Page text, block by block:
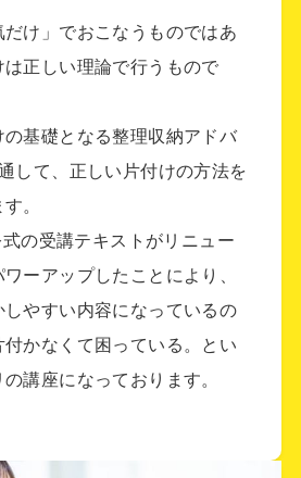
ザー2級認定講座
かった。学習環境が良
集中できないといったこ
ベリングの大切さが分か
ルダには分かりやすく名
かったので、これからは同
だけ」でおこなうものではあ
は正しい理論で行うもので
基礎となる整理収納アドバ
して、正しい片付けの方法を
。
の受講テキストがリニュー
ーアップしたことにより、
しやすい内容になっているの
かなくて困っている。とい
講座になっております。